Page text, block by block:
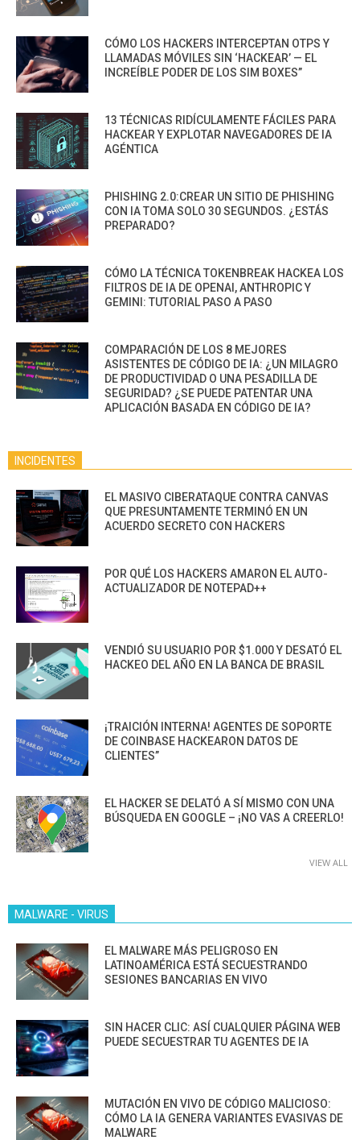
CÓMO LOS HACKERS INTERCEPTAN OTPS Y
LLAMADAS MÓVILES SIN ‘HACKEAR’ — EL
INCREÍBLE PODER DE LOS SIM BOXES”
13 TÉCNICAS RIDÍCULAMENTE FÁCILES PARA
HACKEAR Y EXPLOTAR NAVEGADORES DE IA
AGÉNTICA
PHISHING 2.0:CREAR UN SITIO DE PHISHING
CON IA TOMA SOLO 30 SEGUNDOS. ¿ESTÁS
PREPARADO?
CÓMO LA TÉCNICA TOKENBREAK HACKEA LOS
FILTROS DE IA DE OPENAI, ANTHROPIC Y
GEMINI: TUTORIAL PASO A PASO
COMPARACIÓN DE LOS 8 MEJORES
ASISTENTES DE CÓDIGO DE IA: ¿UN MILAGRO
DE PRODUCTIVIDAD O UNA PESADILLA DE
SEGURIDAD? ¿SE PUEDE PATENTAR UNA
APLICACIÓN BASADA EN CÓDIGO DE IA?
INCIDENTES
EL MASIVO CIBERATAQUE CONTRA CANVAS
QUE PRESUNTAMENTE TERMINÓ EN UN
ACUERDO SECRETO CON HACKERS
POR QUÉ LOS HACKERS AMARON EL AUTO-
ACTUALIZADOR DE NOTEPAD++
VENDIÓ SU USUARIO POR $1.000 Y DESATÓ EL
HACKEO DEL AÑO EN LA BANCA DE BRASIL
¡TRAICIÓN INTERNA! AGENTES DE SOPORTE
DE COINBASE HACKEARON DATOS DE
CLIENTES”
EL HACKER SE DELATÓ A SÍ MISMO CON UNA
BÚSQUEDA EN GOOGLE – ¡NO VAS A CREERLO!
VIEW ALL
MALWARE - VIRUS
EL MALWARE MÁS PELIGROSO EN
LATINOAMÉRICA ESTÁ SECUESTRANDO
SESIONES BANCARIAS EN VIVO
SIN HACER CLIC: ASÍ CUALQUIER PÁGINA WEB
PUEDE SECUESTRAR TU AGENTES DE IA
MUTACIÓN EN VIVO DE CÓDIGO MALICIOSO:
CÓMO LA IA GENERA VARIANTES EVASIVAS DE
MALWARE